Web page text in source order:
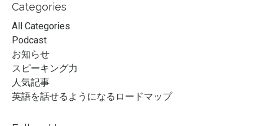
Categories
All Categories
Podcast
お知らせ
スピーキング力
人気記事
英語を話せるようになるロードマップ